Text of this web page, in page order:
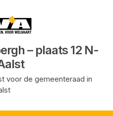
– plaats 12 N-
voor de gemeenteraad in